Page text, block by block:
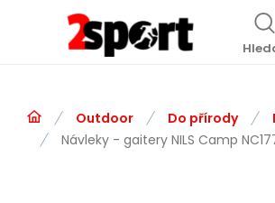
Outdoor Do přírody
Návleky - gaitery NILS Camp